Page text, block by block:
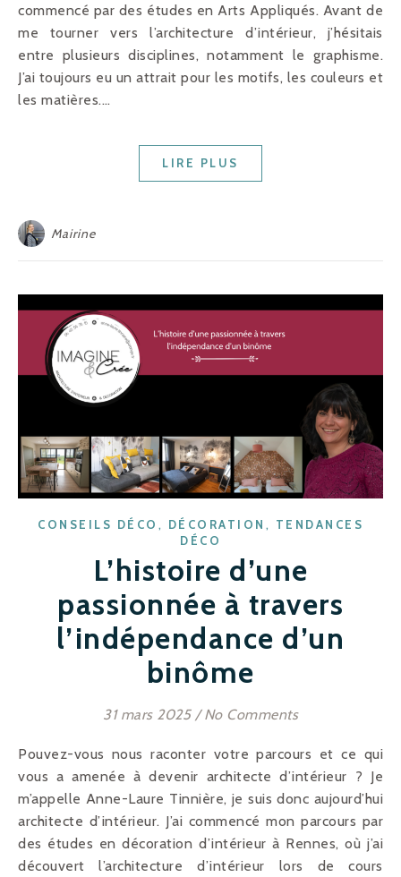
commencé par des études en Arts Appliqués. Avant de
me tourner vers l’architecture d’intérieur, j’hésitais
entre plusieurs disciplines, notamment le graphisme.
J’ai toujours eu un attrait pour les motifs, les couleurs et
les matières.…
LIRE PLUS
Mairine
CONSEILS DÉCO , DÉCORATION , TENDANCES
DÉCO
L’histoire d’une
passionnée à travers
l’indépendance d’un
binôme
31 mars 2025 / No Comments
Pouvez-vous nous raconter votre parcours et ce qui
vous a amenée à devenir architecte d’intérieur ? Je
m’appelle Anne-Laure Tinnière, je suis donc aujourd’hui
architecte d’intérieur. J’ai commencé mon parcours par
des études en décoration d’intérieur à Rennes, où j’ai
découvert l’architecture d’intérieur lors de cours